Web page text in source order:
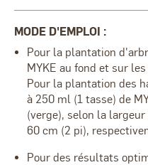
MODE D'EMPLOI :
Pour la plantation
MYKE au fond et sur
Pour la plantation des
à 250 ml (1 tasse) de
(verge), selon la
60 cm (2 pi),
Pour des résultats